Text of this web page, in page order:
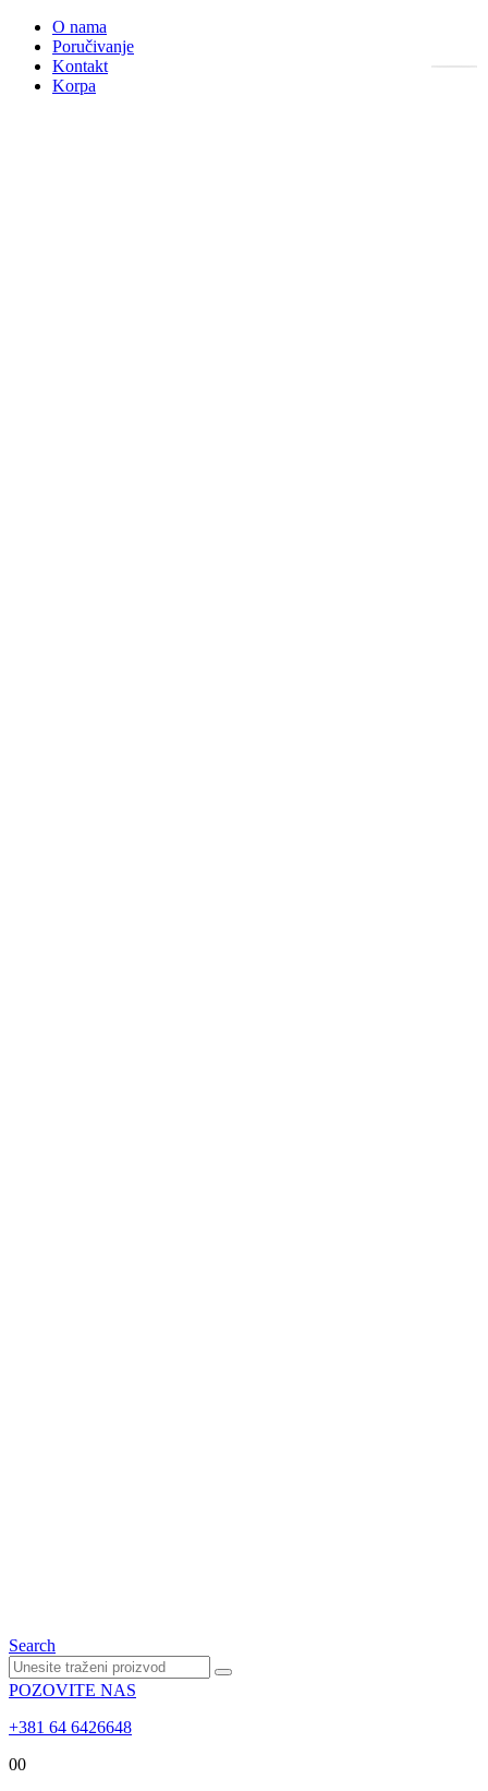
O nama
Poručivanje
Kontakt
Korpa
Search
POZOVITE NAS
+381 64 6426648
00